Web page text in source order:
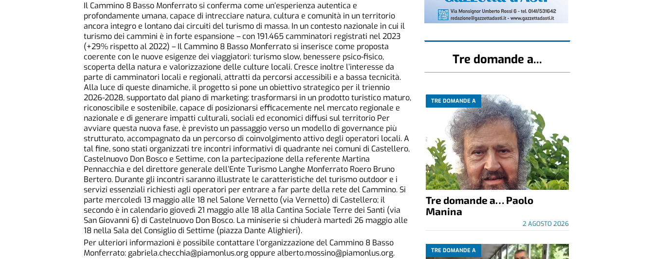
Il Cammino 8 Basso Monferrato si conferma come un’esperienza autentica e
profondamente umana, capace di intrecciare natura, cultura e comunità in un territorio
ancora integro e lontano dai circuiti del turismo di massa. In un contesto nazionale in cui il
turismo dei cammini è in forte espansione – con 191.465 camminatori registrati nel 2023
(+29% rispetto al 2022) – Il Cammino 8 Basso Monferrato si inserisce come proposta
coerente con le nuove esigenze dei viaggiatori: turismo slow, benessere psico-fisico,
scoperta della natura e valorizzazione delle culture locali. Cresce inoltre l’interesse da
parte di camminatori locali e regionali, attratti da percorsi accessibili e a bassa tecnicità.
Alla luce di queste dinamiche, il progetto si pone un obiettivo strategico per il triennio
2026-2028, supportato dal piano di marketing: trasformarsi in un prodotto turistico maturo,
riconoscibile e sostenibile, capace di posizionarsi efficacemente nel mercato regionale e
nazionale e di generare impatti culturali, sociali ed economici diffusi sul territorio Per
avviare questa nuova fase, è previsto un passaggio verso un modello di governance più
strutturato, accompagnato da un percorso di coinvolgimento attivo degli operatori locali. A
tal fine, sono stati organizzati tre incontri informativi di quadrante nei comuni di Castellero,
Castelnuovo Don Bosco e Settime, con la partecipazione della referente Martina
Pennacchia e del direttore generale dell’Ente Turismo Langhe Monferrato Roero Bruno
Bertero. Durante gli incontri saranno illustrate le caratteristiche del turismo outdoor e i
servizi essenziali richiesti agli operatori per entrare a far parte della rete del Cammino. Si
parte mercoledì 13 maggio alle 18 nel Salone Vernetto (via Vernetto) di Castellero; il
secondo è in calendario giovedì 21 maggio alle 18 alla Cantina Sociale Terre dei Santi (via
San Giovanni 6) di Castelnuovo Don Bosco. La miniserie si chiuderà martedì 26 maggio alle
18 nella Sala del Consiglio di Settime (piazza Dante Alighieri).
Per ulteriori informazioni è possibile contattare l’organizzazione del Cammino 8 Basso
Monferrato: gabriela.checchia@piamonlus.org oppure alberto.mossino@piamonlus.org.
Tre domande a...
TRE DOMANDE A
Tre domande a… Paolo
Manina
2 AGOSTO 2026
TRE DOMANDE A